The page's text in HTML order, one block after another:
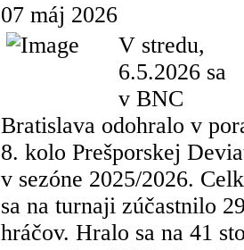
07 máj 2026
V stredu,
6.5.2026 sa
v BNC
Bratislava odohralo v
8. kolo Prešporskej
v sezóne 2025/2026.
sa na turnaji zúčastnilo
hráčov. Hralo sa na 41